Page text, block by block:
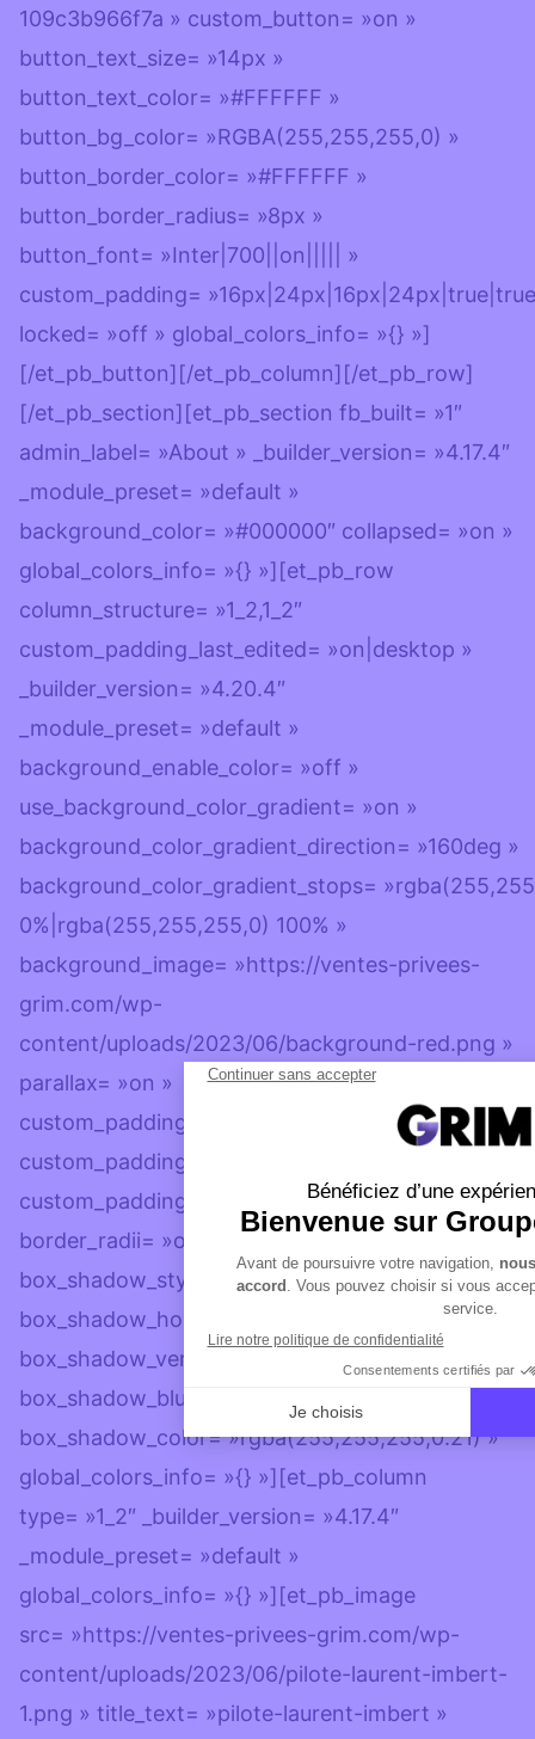
109c3b966f7a » custom_button= »on »
button_text_size= »14px »
button_text_color= »#FFFFFF »
button_bg_color= »RGBA(255,255,255,0) »
button_border_color= »#FFFFFF »
button_border_radius= »8px »
button_font= »Inter|700||on||||| »
custom_padding=
locked= »off » global_colors_info= »{} »]
[/et_pb_button][/et_pb_column][/et_pb_row]
[/et_pb_section][et_pb_section fb_built= »1″
admin_label= »About » _builder_version= »4.17.4″
_module_preset= »default »
background_color= »#000000″ collapsed= »on »
global_colors_info= »{} »][et_pb_row
column_structure= »1_2,1_2″
custom_padding_last_edited= »on|desktop »
_builder_version= »4.20.4″
_module_preset= »default »
background_enable_color= »off »
use_background_color_gradient= »on »
background_color_gradient_direction= »160deg »
background_color_gradient_stops=
0%|rgba(255,255,255,0) 100% »
background_image= »https://ventes-privees-
grim.com/wp-
content/uploads/2023/06/background-red.png »
parallax= »on »
custom_padding=
custom_padding_tablet=
custom_padding_phone=
border_radii= »off|20px|20px|| »
box_shadow_style= »preset1″
box_shadow_horizontal= »-1px »
box_shadow_vertical= »-1px »
box_shadow_blur= »0px »
box_shadow_color= »rgba(255,255,255,0.21) »
global_colors_info= »{} »][et_pb_column
type= »1_2″ _builder_version= »4.17.4″
_module_preset= »default »
global_colors_info= »{} »][et_pb_image
src= »https://ventes-privees-grim.com/wp-
content/uploads/2023/06/pilote-laurent-imbert-
1.png » title_text= »pilote-laurent-imbert »